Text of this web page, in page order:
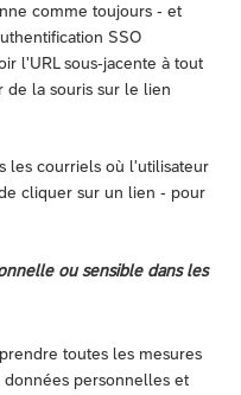
comme toujours - et
SSO
l'URL sous-jacente à tout
de la souris sur le lien
les courriels où l'utilisateur
cliquer sur un lien - pour
ou sensible dans les
toutes les mesures
personnelles et